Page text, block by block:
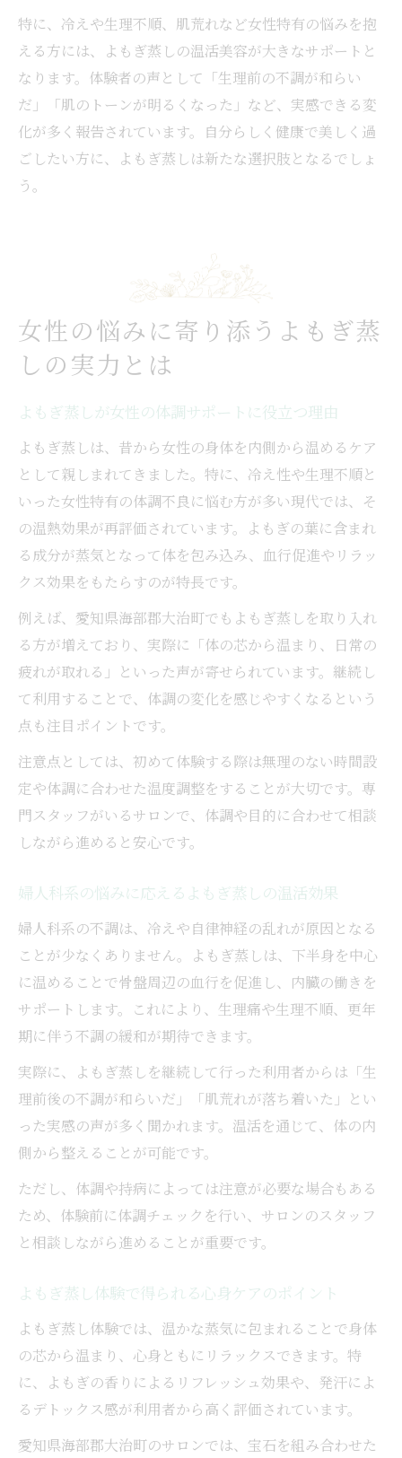
特に、冷えや生理不順、肌荒れなど女性特有の悩みを抱
える方には、よもぎ蒸しの温活美容が大きなサポートと
なります。体験者の声として「生理前の不調が和らい
だ」「肌のトーンが明るくなった」など、実感できる変
化が多く報告されています。自分らしく健康で美しく過
ごしたい方に、よもぎ蒸しは新たな選択肢となるでしょ
う。
女性の悩みに寄り添うよもぎ蒸
しの実力とは
よもぎ蒸しが女性の体調サポートに役立つ理由
よもぎ蒸しは、昔から女性の身体を内側から温めるケア
として親しまれてきました。特に、冷え性や生理不順と
いった女性特有の体調不良に悩む方が多い現代では、そ
の温熱効果が再評価されています。よもぎの葉に含まれ
る成分が蒸気となって体を包み込み、血行促進やリラッ
クス効果をもたらすのが特長です。
例えば、愛知県海部郡大治町でもよもぎ蒸しを取り入れ
る方が増えており、実際に「体の芯から温まり、日常の
疲れが取れる」といった声が寄せられています。継続し
て利用することで、体調の変化を感じやすくなるという
点も注目ポイントです。
注意点としては、初めて体験する際は無理のない時間設
定や体調に合わせた温度調整をすることが大切です。専
門スタッフがいるサロンで、体調や目的に合わせて相談
しながら進めると安心です。
婦人科系の悩みに応えるよもぎ蒸しの温活効果
婦人科系の不調は、冷えや自律神経の乱れが原因となる
ことが少なくありません。よもぎ蒸しは、下半身を中心
に温めることで骨盤周辺の血行を促進し、内臓の働きを
サポートします。これにより、生理痛や生理不順、更年
期に伴う不調の緩和が期待できます。
実際に、よもぎ蒸しを継続して行った利用者からは「生
理前後の不調が和らいだ」「肌荒れが落ち着いた」とい
った実感の声が多く聞かれます。温活を通じて、体の内
側から整えることが可能です。
ただし、体調や持病によっては注意が必要な場合もある
ため、体験前に体調チェックを行い、サロンのスタッフ
と相談しながら進めることが重要です。
よもぎ蒸し体験で得られる心身ケアのポイント
よもぎ蒸し体験では、温かな蒸気に包まれることで身体
の芯から温まり、心身ともにリラックスできます。特
に、よもぎの香りによるリフレッシュ効果や、発汗によ
るデトックス感が利用者から高く評価されています。
愛知県海部郡大治町のサロンでは、宝石を組み合わせた